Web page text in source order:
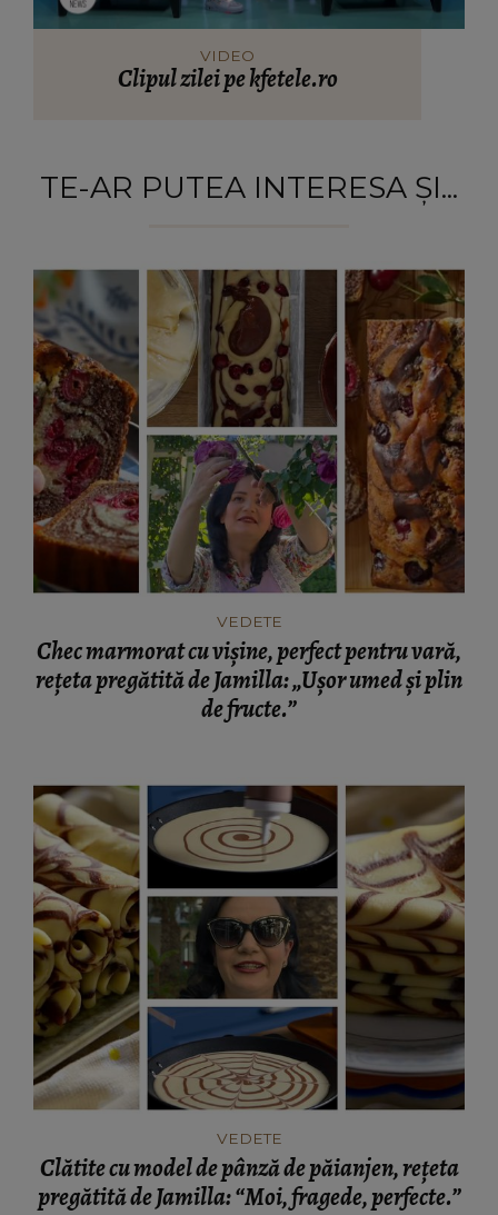
VIDEO
Clipul zilei pe kfetele.ro
TE-AR PUTEA INTERESA ȘI...
VEDETE
Chec marmorat cu vișine, perfect pentru vară,
rețeta pregătită de Jamilla: „Ușor umed și plin
de fructe.”
VEDETE
Clătite cu model de pânză de păianjen, rețeta
pregătită de Jamilla: “Moi, fragede, perfecte.”